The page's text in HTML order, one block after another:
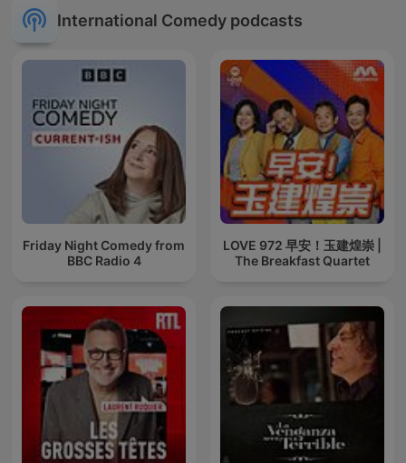
International Comedy podcasts
Friday Night Comedy from
BBC Radio 4
LOVE 972 早安！玉建煌崇 |
The Breakfast Quartet